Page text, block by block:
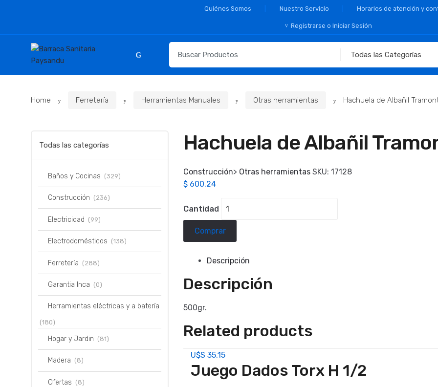
Quiénes Somos Nuestro Servicio Horarios de atención y
Registrarse o Iniciar Sesión
para:
Home Ferretería Herramientas Manuales Otras herramientas Hachuela de Albañil
Hachuela de Albañil
Construcción> Otras herramientas SKU: 17128
$ 600.24
Cantidad
Comprar
Descripción
Descripción
500gr.
Related products
U$S 35.15
Juego Dados Torx H 1/2
Todas las categorías
Baños y Cocinas (329)
Construcción (236)
Electricidad (99)
Electrodomésticos (138)
Ferretería (288)
Garantia Inca (0)
Herramientas eléctricas y a batería
(180)
Hogar y Jardin (81)
Madera (8)
Ofertas (8)